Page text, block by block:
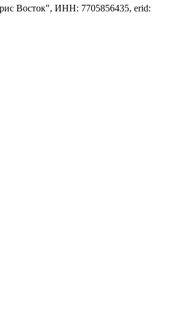
Восток", ИНН: 7705856435, erid: